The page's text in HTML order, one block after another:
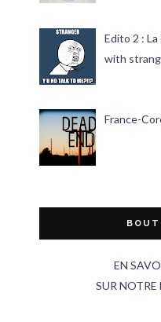
Edito 2 : La
with
France-
EN
SUR